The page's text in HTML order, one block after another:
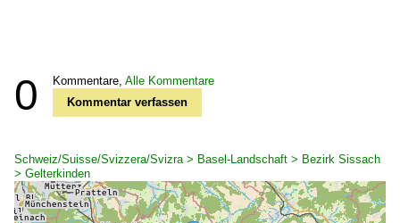
0 Kommentare, Alle Kommentare
Kommentar verfassen
Schweiz/Suisse/Svizzera/Svizra > Basel-Landschaft > Bezirk Sissach
> Gelterkinden